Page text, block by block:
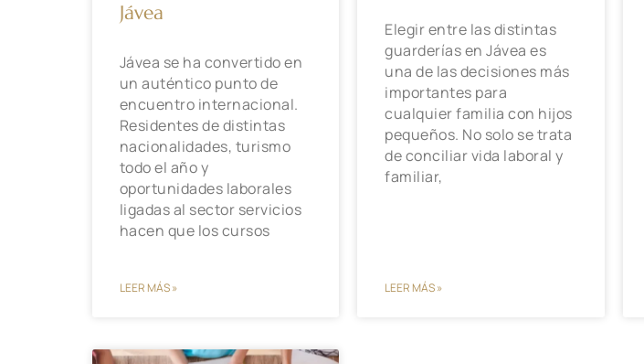
Jávea
Jávea se ha convertido en
un auténtico punto de
encuentro internacional.
Residentes de distintas
nacionalidades, turismo
todo el año y
oportunidades laborales
ligadas al sector servicios
hacen que los cursos
LEER MÁS »
Elegir entre las distintas
guarderías en Jávea es
una de las decisiones más
importantes para
cualquier familia con hijos
pequeños. No solo se trata
de conciliar vida laboral y
familiar,
LEER MÁS »